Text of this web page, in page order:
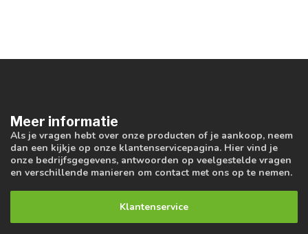
Meer informatie
Als je vragen hebt over onze producten of je aankoop, neem
dan een kijkje op onze klantenservicepagina. Hier vind je
onze bedrijfsgegevens, antwoorden op veelgestelde vragen
en verschillende manieren om contact met ons op te nemen.
Klantenservice